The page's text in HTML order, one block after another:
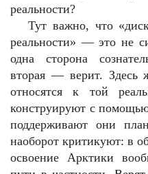
реальности?
Тут важно, что
реальности» — это не
одна сторона
вторая — верит. Здесь
относятся к той
конструируют с
поддерживают они
наоборот критикуют: в
освоение Арктики